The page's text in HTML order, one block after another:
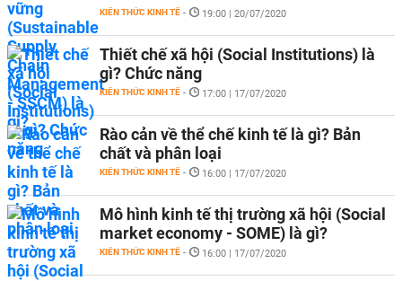
KIẾN THỨC KINH TẾ - 19:00 | 20/07/2020
Thiết chế xã hội (Social Institutions) là
gì? Chức năng
KIẾN THỨC KINH TẾ - 17:00 | 17/07/2020
Rào cản về thể chế kinh tế là gì? Bản
chất và phân loại
KIẾN THỨC KINH TẾ - 16:00 | 17/07/2020
Mô hình kinh tế thị trường xã hội (Social
market economy - SOME) là gì?
KIẾN THỨC KINH TẾ - 16:00 | 17/07/2020